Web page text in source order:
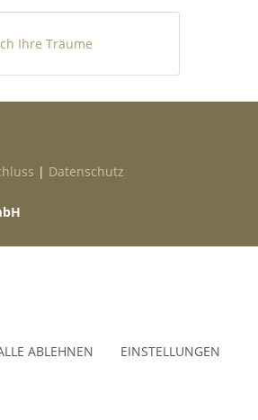
Ihre Träume
| Datenschutz
ABLEHNEN EINSTELLUNGEN